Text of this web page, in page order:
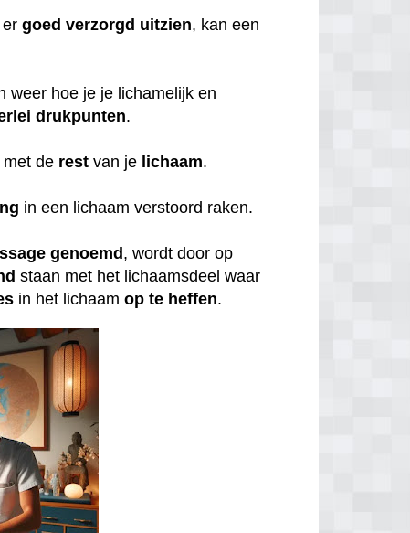
ergoed verzorgd uitzien, kan een
weer hoe je je lichamelijk en
drukpunten.
met de rest van je lichaam.
in een lichaam verstoord raken.
genoemd , wordt door op
staan met het lichaamsdeel waar
in het lichaamop te heffen.